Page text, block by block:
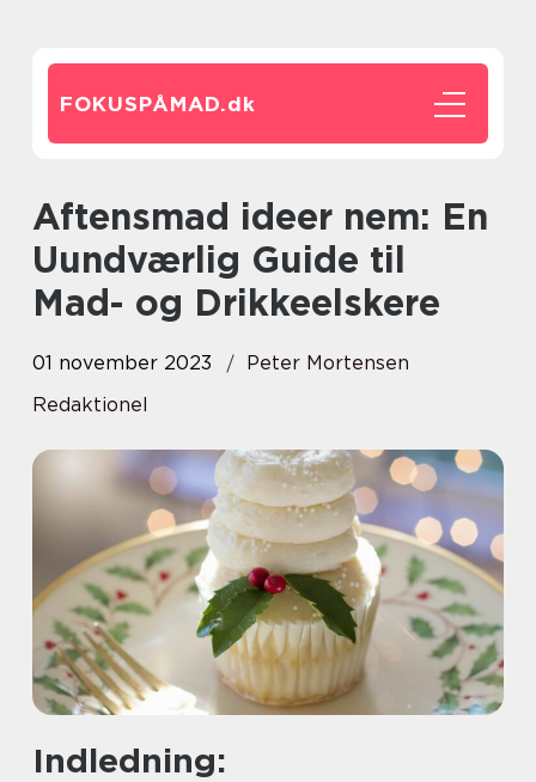
FOKUSPÅMAD.dk
Aftensmad ideer nem: En
Uundværlig Guide til
Mad- og Drikkeelskere
01 november 2023
Peter Mortensen
Redaktionel
Indledning: